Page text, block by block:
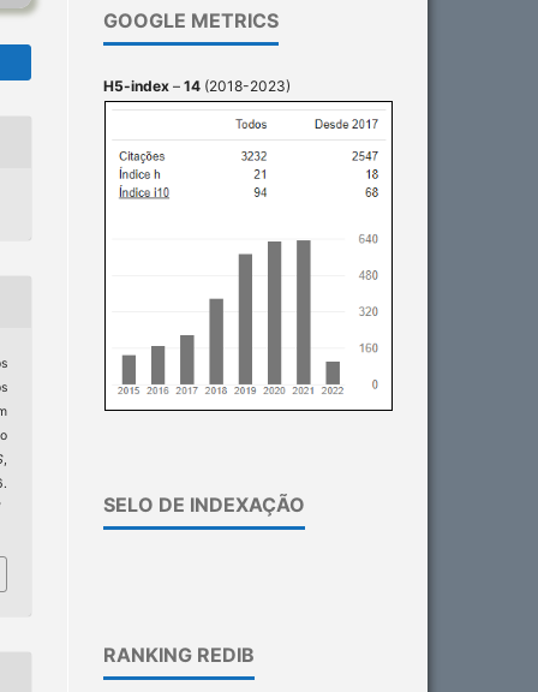
,
GOOGLE METRICS
H5-index – 14 (2018-2023)
SELO DE INDEXAÇÃO
RANKING REDIB